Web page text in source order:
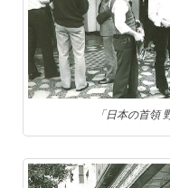
「日本の首領